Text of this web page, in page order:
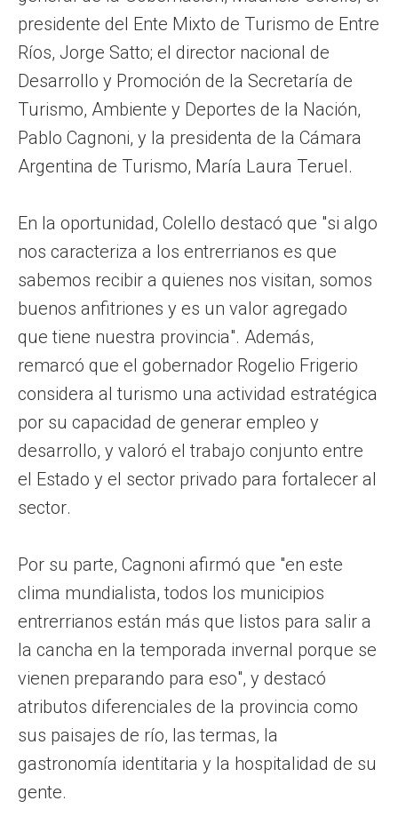
presidente del Ente Mixto de Turismo de Entre
Ríos, Jorge Satto; el director nacional de
Desarrollo y Promoción de la Secretaría de
Turismo, Ambiente y Deportes de la Nación,
Pablo Cagnoni, y la presidenta de la Cámara
Argentina de Turismo, María Laura Teruel.
En la oportunidad, Colello destacó que "si algo
nos caracteriza a los entrerrianos es que
sabemos recibir a quienes nos visitan, somos
buenos anfitriones y es un valor agregado
que tiene nuestra provincia". Además,
remarcó que el gobernador Rogelio Frigerio
considera al turismo una actividad estratégica
por su capacidad de generar empleo y
desarrollo, y valoró el trabajo conjunto entre
el Estado y el sector privado para fortalecer al
sector.
Por su parte, Cagnoni afirmó que "en este
clima mundialista, todos los municipios
entrerrianos están más que listos para salir a
la cancha en la temporada invernal porque se
vienen preparando para eso", y destacó
atributos diferenciales de la provincia como
sus paisajes de río, las termas, la
gastronomía identitaria y la hospitalidad de su
gente.